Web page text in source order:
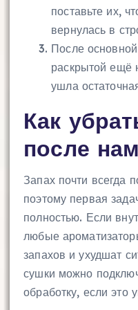
поставьте их,
вернулась в
После
раскрытой ещё
ушла
Как
после
Запах почти всегда
поэтому первая
полностью. Если
любые
запахов и ухудшат
сушки можно
обработку, если это